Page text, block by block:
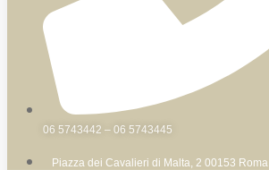
06 5743442 – 06 5743445
Piazza dei Cavalieri di Malta, 2 00153 Roma